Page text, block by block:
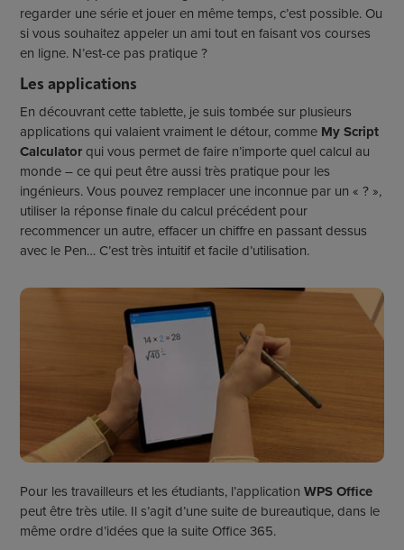
regarder une série et jouer en même temps, c’est possible. Ou
si vous souhaitez appeler un ami tout en faisant vos courses
en ligne. N’est-ce pas pratique ?
Les applications
En découvrant cette tablette, je suis tombée sur plusieurs
applications qui valaient vraiment le détour, comme My Script
Calculatorqui vous permet de faire n’importe quel calcul au
monde ­­– ce qui peut être aussi très pratique pour les
ingénieurs. Vous pouvez remplacer une inconnue par un « ? »,
utiliser la réponse finale du calcul précédent pour
recommencer un autre, effacer un chiffre en passant dessus
avec le Pen… C’est très intuitif et facile d’utilisation.
Pour les travailleurs et les étudiants, l’applicationWPS Office
peut être très utile. Il s’agit d’une suite de bureautique, dans le
même ordre d’idées que la suite Office 365.